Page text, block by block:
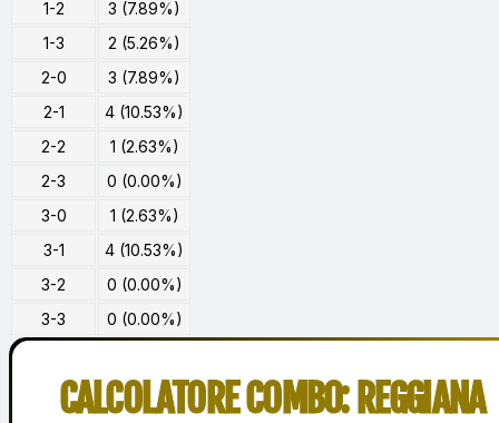
1-2
3 (7.89%)
1-3
2 (5.26%)
2-0
3 (7.89%)
2-1
4 (10.53%)
2-2
1 (2.63%)
2-3
0 (0.00%)
3-0
1 (2.63%)
3-1
4 (10.53%)
3-2
0 (0.00%)
3-3
0 (0.00%)
CALCOLATORE COMBO: REGGIANA